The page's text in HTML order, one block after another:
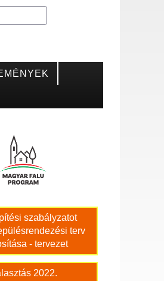
szabályzatot
terv
- tervezet
2022.